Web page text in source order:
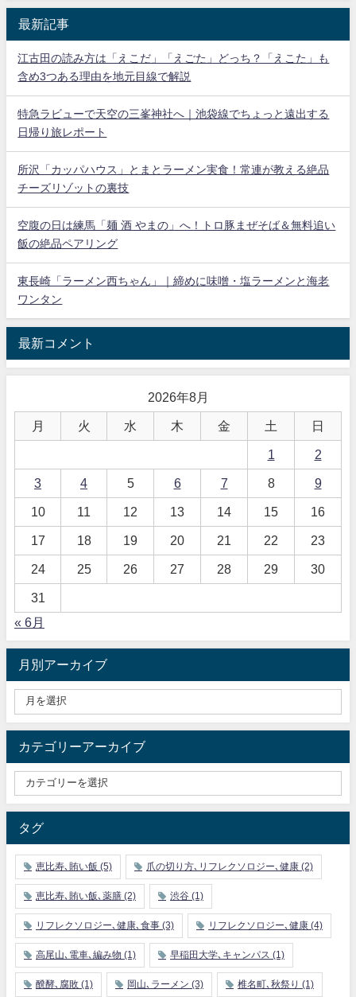
最新記事
江古田の読み方は「えこだ」「えごた」どっち？「えこた」も
含め3つある理由を地元目線で解説
特急ラビューで天空の三峯神社へ｜池袋線でちょっと遠出する
日帰り旅レポート
所沢「カッパハウス」とまとラーメン実食！常連が教える絶品
チーズリゾットの裏技
空腹の日は練馬「麺 酒 やまの」へ！トロ豚まぜそば＆無料追い
飯の絶品ペアリング
東長崎「ラーメン西ちゃん」｜締めに味噌・塩ラーメンと海老
ワンタン
最新コメント
2026年8月
月 火 水 木 金 土 日
1 2
3 4 5 6 7 8 9
10 11 12 13 14 15 16
17 18 19 20 21 22 23
24 25 26 27 28 29 30
31
« 6月
月別アーカイブ
カテゴリーアーカイブ
タグ
恵比寿､賄い飯 (5) 爪の切り方､リフレクソロジー､健康 (2)
恵比寿､賄い飯､薬膳 (2) 渋谷 (1)
リフレクソロジー､健康､食事 (3) リフレクソロジー､健康 (4)
高尾山､電車､編み物 (1) 早稲田大学､キャンパス (1)
醗酵､腐敗 (1) 岡山､ラーメン (3) 椎名町､秋祭り (1)